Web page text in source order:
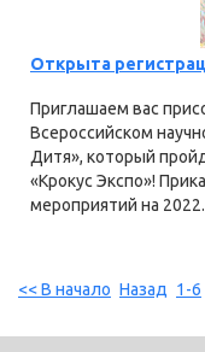
Открыта
Приглашаем вас
Всероссийском
Дитя», который
«Крокус Экспо»!
мероприятий на
<< В начало Назад 1-6